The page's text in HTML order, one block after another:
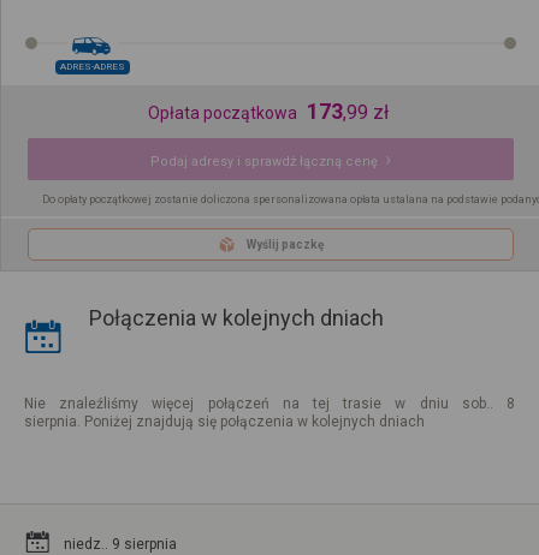
ADRES-ADRES
Opłata początkowa 173,99 zł
Podaj adresy i sprawdź łączną cenę
Do opłaty początkowej zostanie doliczona spersonalizowana opłata ustalana na podstawie
Wyślij paczkę
Połączenia w kolejnych dniach
Nie znaleźliśmy więcej połączeń na tej trasie w dniu sob.. 8
sierpnia. Poniżej znajdują się połączenia w kolejnych dniach
niedz.. 9 sierpnia